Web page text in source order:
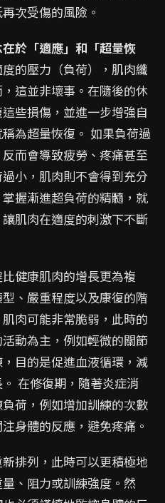
次受傷的風險。
於「適應」和「超量恢
的壓力（負荷），肌肉纖
這並非壞事。在隨後的休
些損傷，並進一步增強自
為超量恢復。 如果負荷過
而會導致疲勞、疼痛甚至
小，肌肉則不會得到充分
握漸進超負荷的精髓，就
肌肉在適度的刺激下不斷
健康肌肉的增長更為複
、嚴重程度以及康復的階
肉可能非常脆弱，此時的
動為主，例如輕微的關節
目的是促進血液循環，減
在修復期，隨著炎症消
荷，例如增加訓練的次數
身體的反應，避免疼痛。
排列，此時可以更積極地
、阻力或訓練強度。然